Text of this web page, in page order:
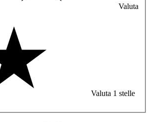
Valuta
Valuta 1 stelle